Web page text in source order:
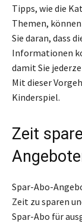
Tipps, wie die
Themen,
Sie daran, dass
Informationen
damit Sie
Mit dieser
Kinderspiel.
Zeit
Spar-Abo-
Zeit zu sparen
Spar-Abo für